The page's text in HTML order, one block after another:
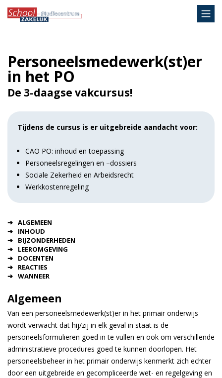
Personeelsmedewerk(st)er
in het PO
De 3-daagse vakcursus!
Tijdens de cursus is er uitgebreide aandacht voor:
CAO PO: inhoud en toepassing
Personeelsregelingen en –dossiers
Sociale Zekerheid en Arbeidsrecht
Werkkostenregeling
ALGEMEEN
INHOUD
BIJZONDERHEDEN
LEEROMGEVING
DOCENTEN
REACTIES
WANNEER
Algemeen
Van een personeelsmedewerk(st)er in het primair onderwijs
wordt verwacht dat hij/zij in elk geval in staat is de
personeelsformulieren goed in te vullen en ook om verschillende
administratieve procedures goed te kunnen doorlopen. Het
personeelsbeheer in het primair onderwijs kenmerkt zich echter
door een uitgebreide en gecompliceerde wet- en regelgeving en